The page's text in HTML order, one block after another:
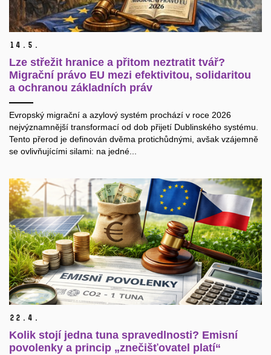
14. 5.
Lze střežit hranice a přitom neztratit tvář?
Migrační právo EU mezi efektivitou, solidaritou
a ochranou základních práv
Evropský migrační a azylový systém prochází v roce 2026
nejvýznamnější transformací od dob přijetí Dublinského systému.
Tento přerod je definován dvěma protichůdnými, avšak vzájemně
se ovlivňujícími silami: na jedné...
22. 4.
Kolik stojí jedna tuna spravedlnosti? Emisní
povolenky a princip „znečišťovatel platí“